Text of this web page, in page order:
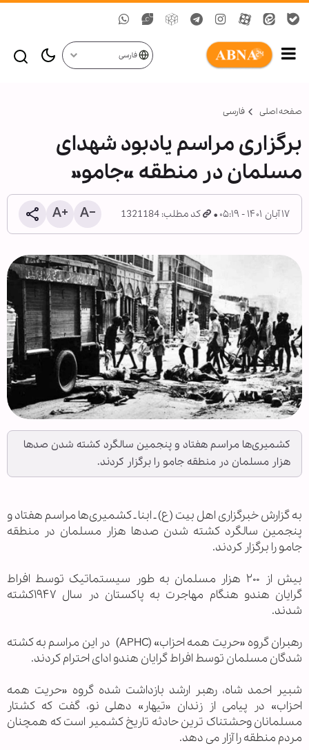
فارسی
صفحه اصلی فارسی
برگزاری مراسم یادبود شهدای
مسلمان در منطقه «جامو»
۱۷ آبان ۱۴۰۱ - ۰۵:۱۹ کد مطلب: 1321184
کشمیری‌ها مراسم هفتاد و پنجمین سالگرد کشته شدن صدها
هزار مسلمان در منطقه جامو را برگزار کردند.
به گزارش خبرگزاری اهل بيت (ع) ـ ابنا ـ کشمیری‌ها مراسم هفتاد و
پنجمین سالگرد کشته شدن صدها هزار مسلمان در منطقه
جامو را برگزار کردند.
بیش از ۲۰۰ هزار مسلمان به طور سیستماتیک توسط افراط
گرایان هندو هنگام مهاجرت به پاکستان در سال ۱۹۴۷کشته
شدند.
رهبران گروه «حریت همه احزاب» (APHC) در این مراسم به کشته
شدگان مسلمان توسط افراط گرایان هندو ادای احترام کردند.
شبیر احمد شاه، رهبر ارشد بازداشت شده گروه «حریت همه
احزاب» در پیامی از زندان «تیهار» دهلی نو، گفت که کشتار
مسلمانان وحشتناک ترین حادثه تاریخ کشمیر است که همچنان
مردم منطقه را آزار می دهد.